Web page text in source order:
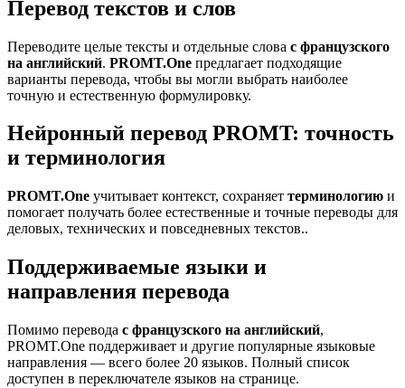
Перевод текстов и слов
Переводите целые тексты и отдельные слова с французского
на английский. PROMT.One предлагает подходящие
варианты перевода, чтобы вы могли выбрать наиболее
точную и естественную формулировку.
Нейронный перевод PROMT: точность
и терминология
PROMT.One учитывает контекст, сохраняет терминологию и
помогает получать более естественные и точные переводы для
деловых, технических и повседневных текстов..
Поддерживаемые языки и
направления перевода
Помимо перевода с французского на английский,
PROMT.One поддерживает и другие популярные языковые
направления — всего более 20 языков. Полный список
доступен в переключателе языков на странице.